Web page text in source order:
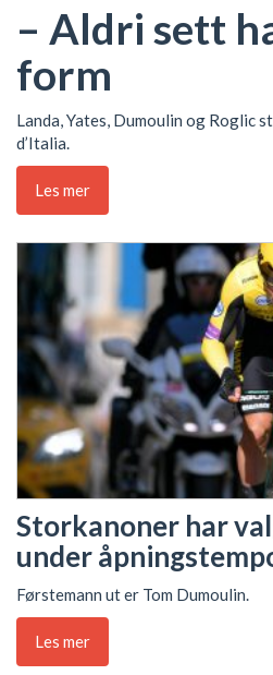
– Aldri sett
form
Landa, Yates, Dumoulin og Roglic
d’Italia.
Les mer
Storkanoner har
under
Førstemann ut er Tom Dumoulin.
Les mer